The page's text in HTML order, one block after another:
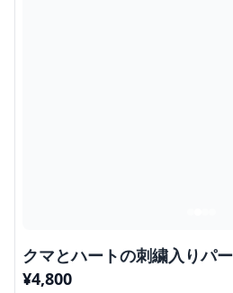
クマとハートの刺繍入りパ
¥4,800